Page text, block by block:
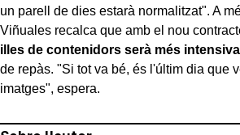
un parell de dies estarà normalitzat". A
Viñuales recalca que amb el nou
illes de contenidors serà més intensiva
de repàs. "Si tot va bé, és l'últim dia que
imatges", espera.